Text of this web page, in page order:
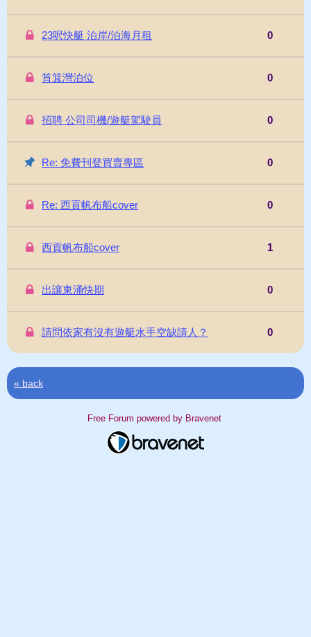
23呎快艇 泊岸/泊海月租 0
筲箕灣泊位 0
招聘 公司司機/遊艇駕駛員 0
Re: 免費刊登買賣專區 0
Re: 西貢帆布船cover 0
西貢帆布船cover 1
出讓東涌快期 0
請問依家有沒有遊艇水手空缺請人？ 0
« back
Free Forum powered by Bravenet